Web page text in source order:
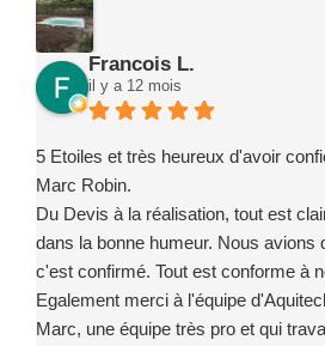
Francois L.
il y a 12 mois
5 Etoiles et très heureux d'avoir
Marc Robin.
Du Devis à la réalisation, tout est
dans la bonne humeur. Nous avions
c'est confirmé. Tout est conforme à
Egalement merci à l'équipe
Marc, une équipe très pro et qui